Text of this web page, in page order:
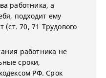
работника, а
подходит ему
(ст. 70, 71 Трудового
работника не
сроки,
РФ. Срок